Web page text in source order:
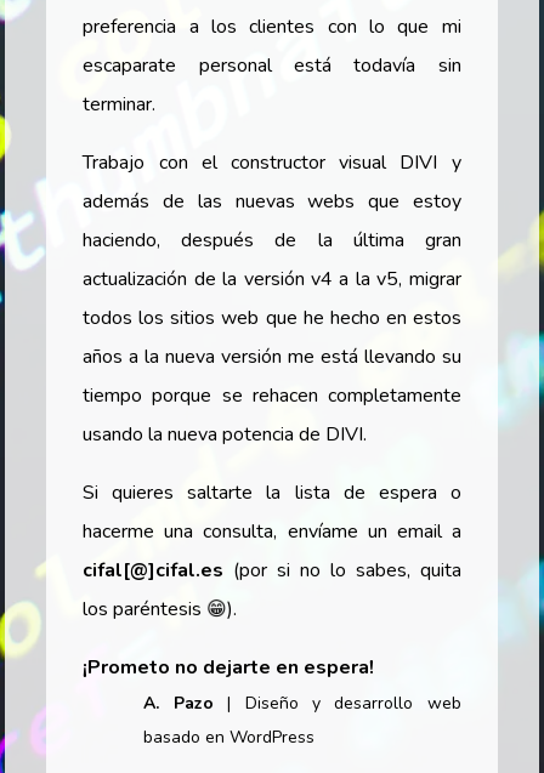
preferencia a los clientes con lo que mi
escaparate personal está todavía sin
terminar.
Trabajo con el constructor visual DIVI y
además de las nuevas webs que estoy
haciendo, después de la última gran
actualización de la versión v4 a la v5, migrar
todos los sitios web que he hecho en estos
años a la nueva versión me está llevando su
tiempo porque se rehacen completamente
usando la nueva potencia de DIVI.
Si quieres saltarte la lista de espera o
hacerme una consulta, envíame un email a
cifal[@]cifal.es (por si no lo sabes, quita
los paréntesis 😁).
¡Prometo no dejarte en espera!
A. Pazo | Diseño y desarrollo web
basado en WordPress